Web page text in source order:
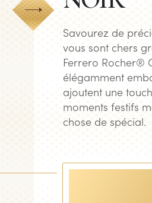
Next
Savourez de
vous sont chers
Ferrero Rocher®
élégamment
ajoutent une
moments festifs
chose de spécial.